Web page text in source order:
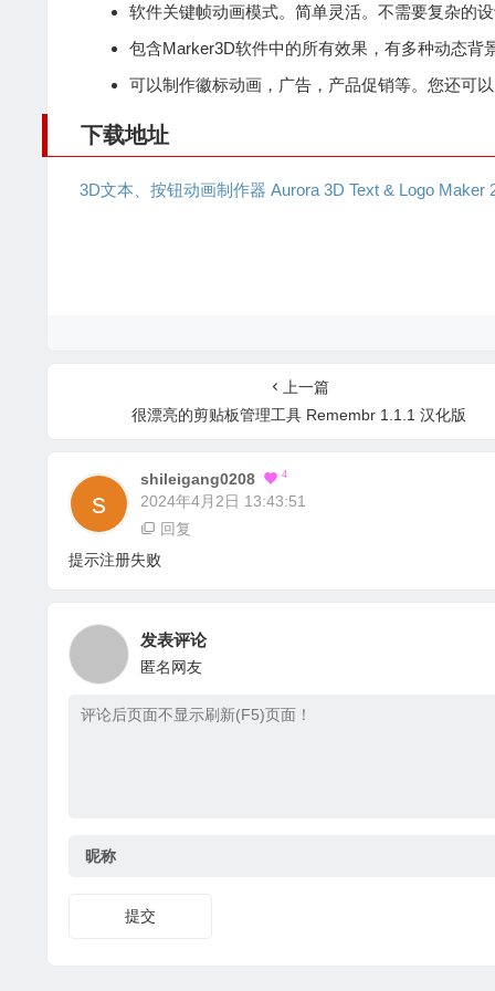
软件关键帧动画模式。简单灵活。不需要复杂的
包含Marker3D软件中的所有效果，有多种动态背
可以制作徽标动画，广告，产品促销等。您还可
下载地址
3D文本、按钮动画制作器 Aurora 3D Text & Logo Maker
上一篇
很漂亮的剪贴板管理工具 Remembr 1.1.1 汉化版
Shileigang0208 4
2024年4月2日 13:43:51
回复
提示注册失败
发表评论
匿名网友
昵称
提交